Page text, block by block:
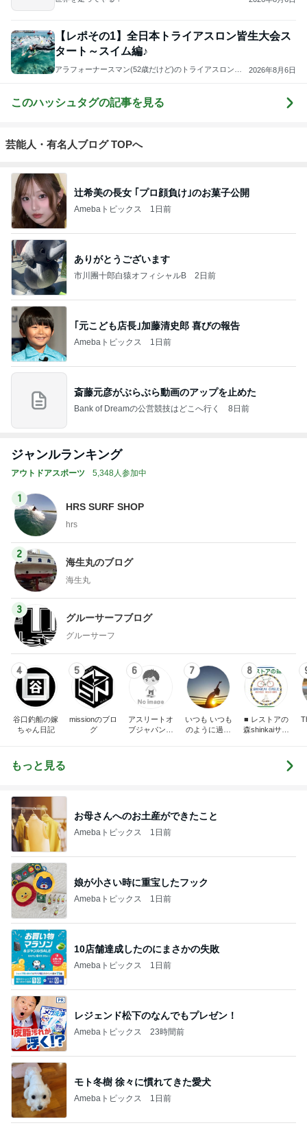
【レポその1】全日本トライアスロン皆生大会ス
タート～スイム編♪
アラフォーナースマン(52歳だけど)のトライアスロン挑
2026年8月6日
このハッシュタグの記事を見る
芸能人・有名人ブログ TOPへ
辻希美の長女 ｢プロ顔負け｣のお菓子公開
Amebaトピックス 1日前
ありがとうございます
市川團十郎白猿オフィシャルB 2日前
｢元こども店長｣加藤清史郎 喜びの報告
Amebaトピックス 1日前
斎藤元彦がぶらぶら動画のアップを止めた
Bank of Dreamの公営競技はどこへ行く 8日前
ジャンルランキング
アウトドアスポーツ 5,348人参加中
1
HRS SURF SHOP
hrs
2
海生丸のブログ
海生丸
3
グルーサーフブログ
グルーサーフ
4
谷口釣船の嫁
ちゃん日記
5
missionのブロ
グ
6
アスリートオ
ブジャパンオ
7
いつも いつも
のように過ご
8
■ レストアの
森shinkaiサイ
もっと見る
お母さんへのお土産ができたこと
Amebaトピックス 1日前
娘が小さい時に重宝したフック
Amebaトピックス 1日前
10店舗達成したのにまさかの失敗
Amebaトピックス 1日前
レジェンド松下のなんでもプレゼン！
Amebaトピックス 23時間前
モト冬樹 徐々に慣れてきた愛犬
Amebaトピックス 1日前